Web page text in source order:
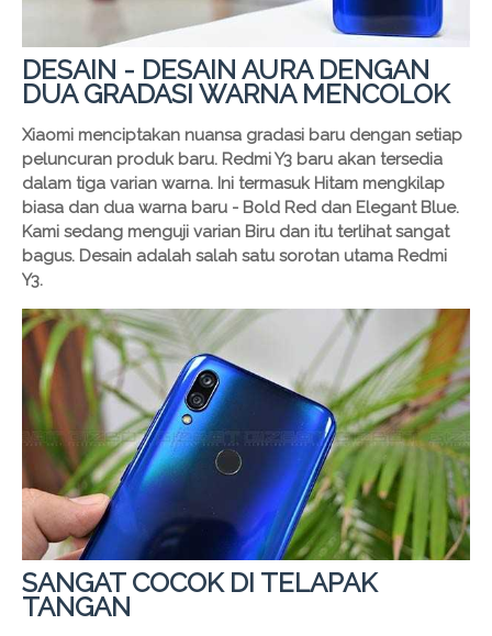
DESAIN - DESAIN AURA DENGAN
DUA GRADASI WARNA MENCOLOK
Xiaomi menciptakan nuansa gradasi baru dengan setiap
peluncuran produk baru. Redmi Y3 baru akan tersedia
dalam tiga varian warna. Ini termasuk Hitam mengkilap
biasa dan dua warna baru - Bold Red dan Elegant Blue.
Kami sedang menguji varian Biru dan itu terlihat sangat
bagus. Desain adalah salah satu sorotan utama Redmi
Y3.
SANGAT COCOK DI TELAPAK
TANGAN